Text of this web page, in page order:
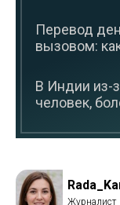
Перевод
вызовом:
В Индии из-
человек,